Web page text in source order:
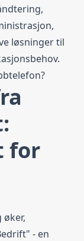
løsninger til
?
for
- en